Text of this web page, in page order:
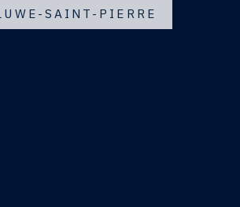
SAINT-PIERRE